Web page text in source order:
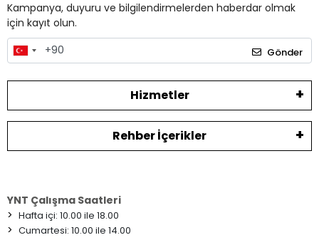
Kampanya, duyuru ve bilgilendirmelerden haberdar olmak
için kayıt olun.
Gönder
Hizmetler
Rehber İçerikler
YNT Çalışma Saatleri
> Hafta içi: 10.00 ile 18.00
> Cumartesi: 10.00 ile 14.00